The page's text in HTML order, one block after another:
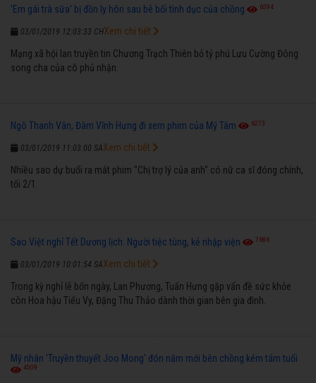
'Em gái trà sữa' bị đồn ly hôn sau bê bối tình dục của chồng 6594
03/01/2019 12:03:33 CH
Mạng xã hội lan truyền tin Chương Trạch Thiên bỏ tỷ phú Lưu Cường Đông
song cha của cô phủ nhận.
Xem chi tiết
Ngô Thanh Vân, Đàm Vĩnh Hưng đi xem phim của Mỹ Tâm 6273
03/01/2019 11:03:00 SA
Nhiều sao dự buổi ra mắt phim "Chị trợ lý của anh" có nữ ca sĩ đóng chính,
tối 2/1.
Xem chi tiết
Sao Việt nghỉ Tết Dương lịch: Người tiệc tùng, kẻ nhập viện 7686
03/01/2019 10:01:54 SA
Trong kỳ nghỉ lễ bốn ngày, Lan Phương, Tuấn Hưng gặp vấn đề sức khỏe
còn Hoa hậu Tiểu Vy, Đặng Thu Thảo dành thời gian bên gia đình.
Xem chi tiết
Mỹ nhân 'Truyền thuyết Joo Mong' đón năm mới bên chồng kém tám tuổi
4509